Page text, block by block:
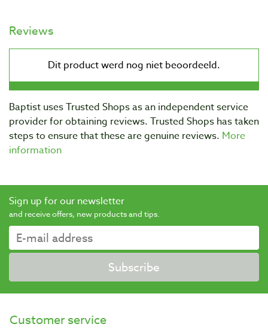
Reviews
Baptist uses Trusted Shops as an independent service
provider for obtaining reviews. Trusted Shops has taken
steps to ensure that these are genuine reviews. More
information
Sign up for our newsletter
and receive offers, new products and tips.
Subscribe
Customer service